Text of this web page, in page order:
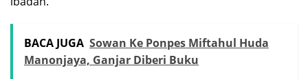
BACA JUGA Sowan Ke Ponpes Miftahul Huda
Manonjaya, Ganjar Diberi Buku